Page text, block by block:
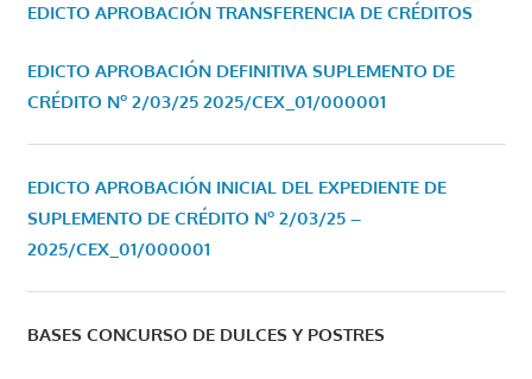
EDICTO APROBACIÓN TRANSFERENCIA DE CRÉDITOS
EDICTO APROBACIÓN DEFINITIVA SUPLEMENTO DE
CRÉDITO Nº 2/03/25 2025/CEX_01/000001
EDICTO APROBACIÓN INICIAL DEL EXPEDIENTE DE
SUPLEMENTO DE CRÉDITO Nº 2/03/25 –
2025/CEX_01/000001
BASES CONCURSO DE DULCES Y POSTRES